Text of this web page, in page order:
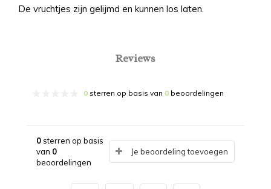
De vruchtjes zijn gelijmd en kunnen los laten.
Reviews
0 sterren op basis van 0 beoordelingen
0sterren op basis
van 0
beoordelingen
Je beoordeling toevoegen